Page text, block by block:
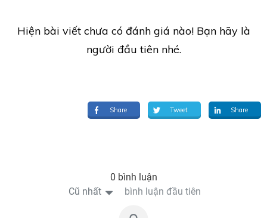
Hiện bài viết chưa có đánh giá nào! Bạn hãy là
người đầu tiên nhé.
Share Tweet Share
0 bình luận
Cũ nhất
bình luận đầu tiên